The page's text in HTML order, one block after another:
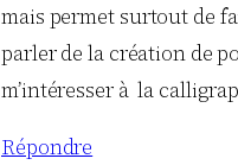
mais permet surtout de
parler de la création de
m’intéresser à la
Répondre